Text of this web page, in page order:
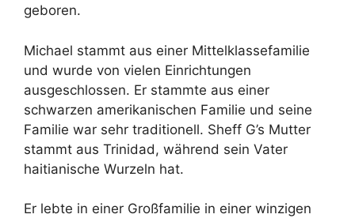
geboren.
Michael stammt aus einer Mittelklassefamilie
und wurde von vielen Einrichtungen
ausgeschlossen. Er stammte aus einer
schwarzen amerikanischen Familie und seine
Familie war sehr traditionell. Sheff G’s Mutter
stammt aus Trinidad, während sein Vater
haitianische Wurzeln hat.
Er lebte in einer Großfamilie in einer winzigen